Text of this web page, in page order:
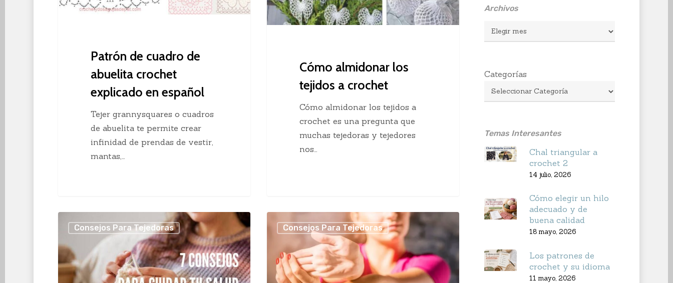
Patrón de cuadro de
abuelita crochet
explicado en español
Tejer grannysquares o cuadros
de abuelita te permite crear
infinidad de prendas de vestir,
mantas,…
Cómo almidonar los
tejidos a crochet
Cómo almidonar los tejidos a
crochet es una pregunta que
muchas tejedoras y tejedores
nos…
Consejos
para
cuidar
la
Consejos Para Tejedoras
para
manos
de
Consejos Para Tejedoras
Archivos
Archivos
Categorías
Temas Interesantes
Chal triangular a
crochet 2
14 julio, 2026
Cómo elegir un hilo
adecuado y de
buena calidad
18 mayo, 2026
Los patrones de
crochet y su idioma
11 mayo, 2026